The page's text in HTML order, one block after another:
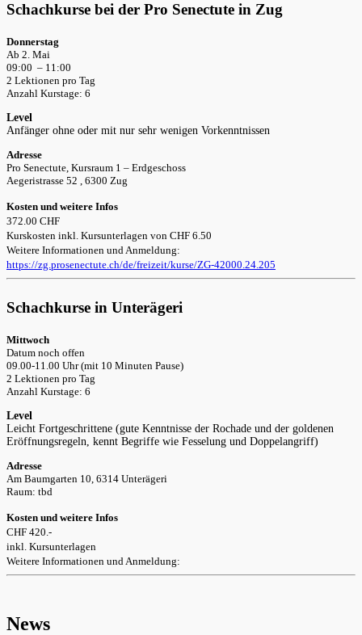
Schachkurse bei der Pro Senectute in Zug
Donnerstag
Ab 2. Mai
09:00 – 11:00
2 Lektionen pro Tag
Anzahl Kurstage: 6
Level
Anfänger ohne oder mit nur sehr wenigen Vorkenntnissen
Adresse
Pro Senectute, Kursraum 1 – Erdgeschoss
Aegeristrasse 52 , 6300 Zug
Kosten und weitere Infos
372.00 CHF
Kurskosten inkl. Kursunterlagen von CHF 6.50
Weitere Informationen und Anmeldung:
https://zg.prosenectute.ch/de/freizeit/kurse/ZG-42000.24.205
Schachkurse in Unterägeri
Mittwoch
Datum noch offen
09.00-11.00 Uhr (mit 10 Minuten Pause)
2 Lektionen pro Tag
Anzahl Kurstage: 6
Level
Leicht Fortgeschrittene (gute Kenntnisse der Rochade und der goldenen
Eröffnungsregeln, kennt Begriffe wie Fesselung und Doppelangriff)
Adresse
Am Baumgarten 10, 6314 Unterägeri
Raum: tbd
Kosten und weitere Infos
CHF 420.-
inkl. Kursunterlagen
Weitere Informationen und Anmeldung:
News